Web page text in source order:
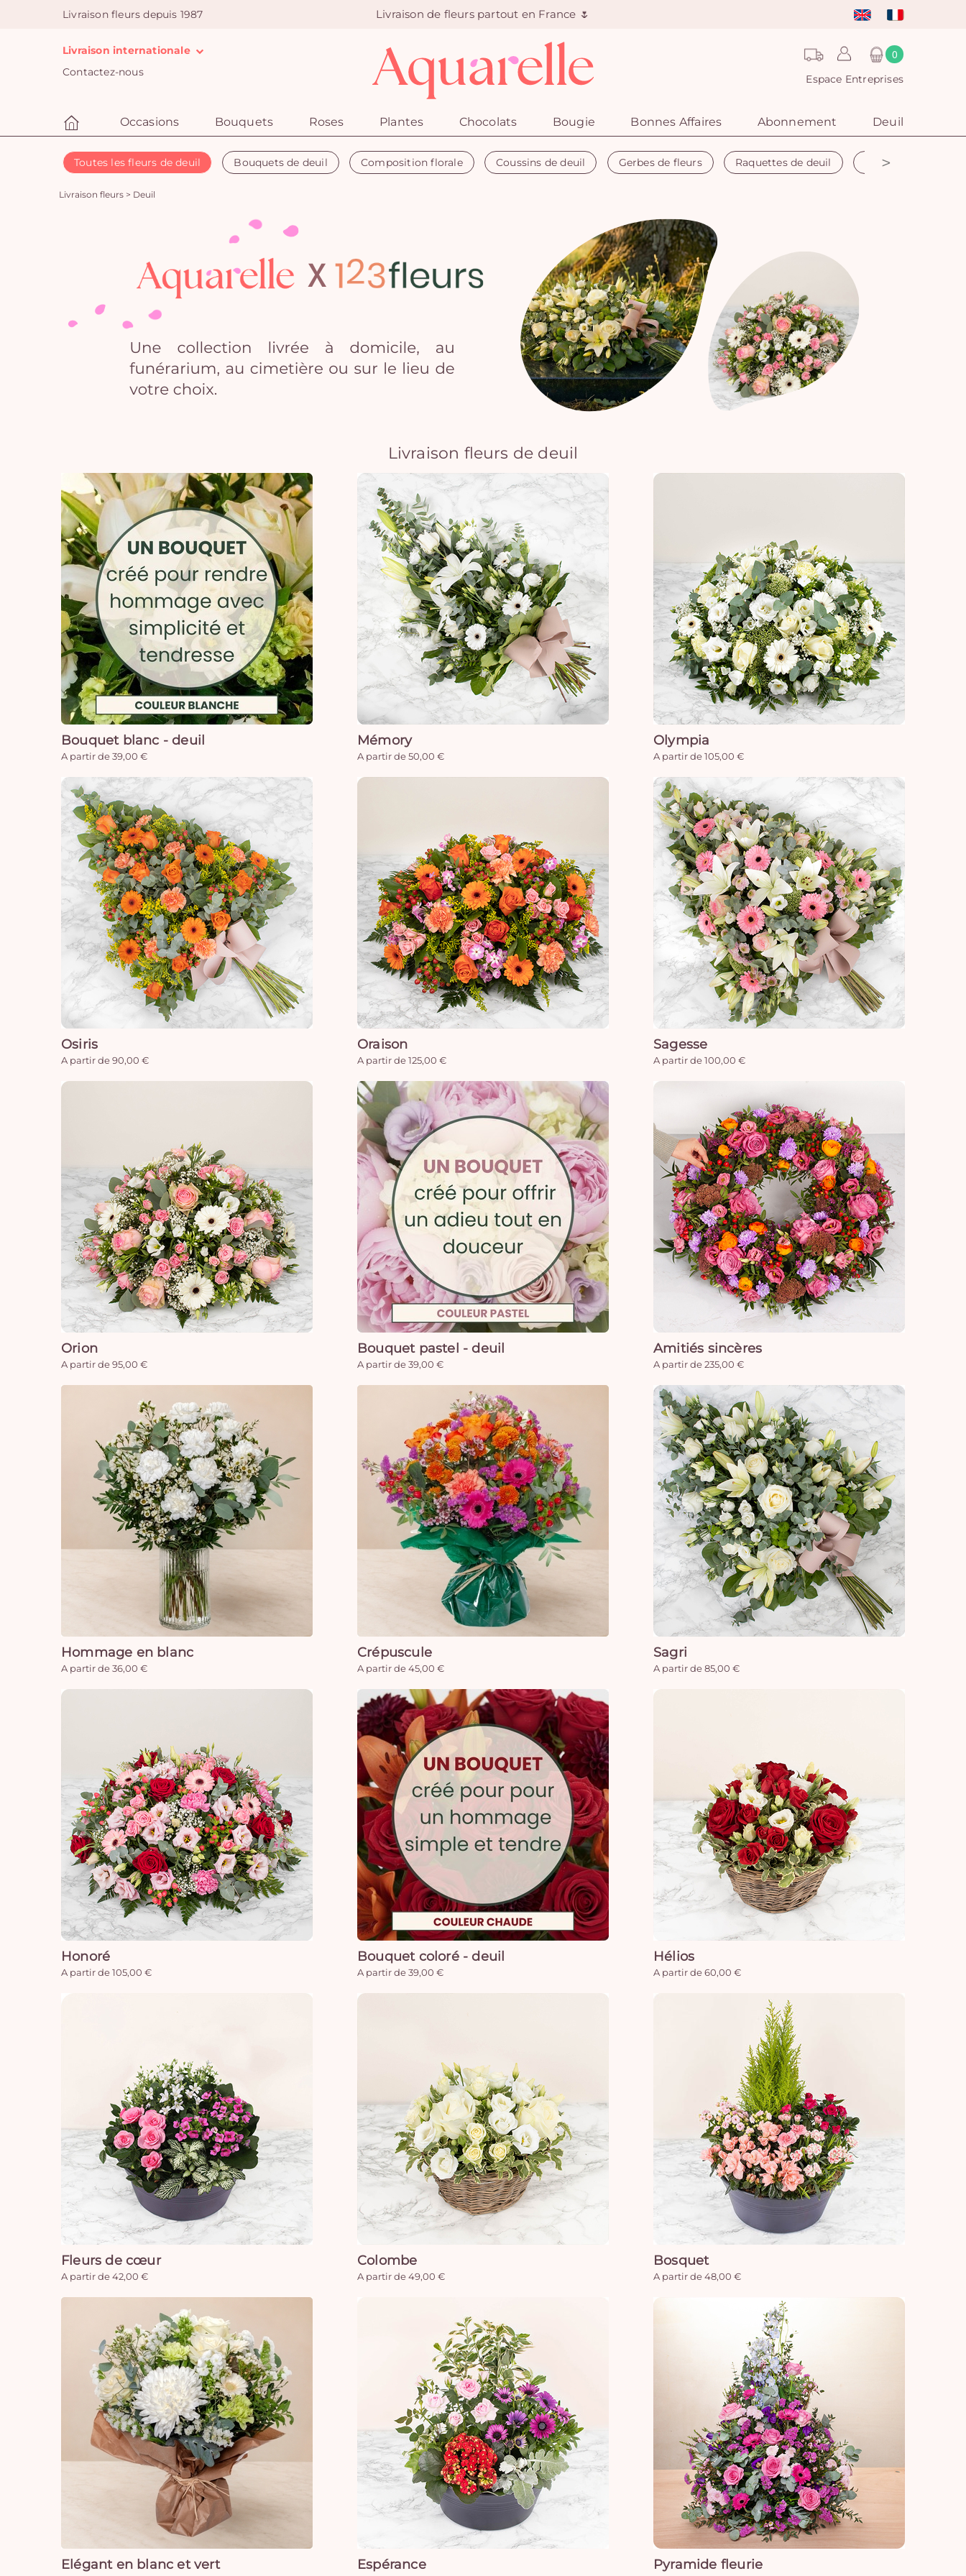
Livraison fleurs depuis 1987 Livraison de fleurs partout en France 🌷
Livraison internationale
Contactez-nous
0
Espace Entreprises
Occasions Bouquets Roses Plantes Chocolats Bougie Bonnes Affaires Abonnement Deuil
Toutes les fleurs de deuil Bouquets de deuil Composition florale Coussins de deuil Gerbes de fleurs Raquettes de deuil Couronne funéraire
>
Livraison fleurs > Deuil
Livraison fleurs de deuil
Bouquet blanc - deuil
A partir de 39,00 €
Mémory
A partir de 50,00 €
Olympia
A partir de 105,00 €
Osiris
A partir de 90,00 €
Oraison
A partir de 125,00 €
Sagesse
A partir de 100,00 €
Orion
A partir de 95,00 €
Bouquet pastel - deuil
A partir de 39,00 €
Amitiés sincères
A partir de 235,00 €
Hommage en blanc
A partir de 36,00 €
Crépuscule
A partir de 45,00 €
Sagri
A partir de 85,00 €
Honoré
A partir de 105,00 €
Bouquet coloré - deuil
A partir de 39,00 €
Hélios
A partir de 60,00 €
Fleurs de cœur
A partir de 42,00 €
Colombe
A partir de 49,00 €
Bosquet
A partir de 48,00 €
Elégant en blanc et vert Espérance Pyramide fleurie